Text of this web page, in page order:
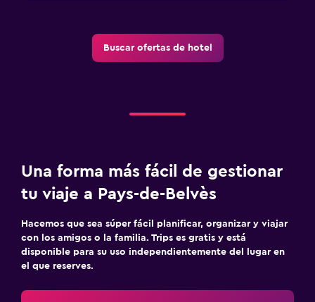
Buscar ofertas de hotel
Una forma más fácil de gestionar
tu viaje a Pays-de-Belvès
Hacemos que sea súper fácil planificar, organizar y viajar
con los amigos o la familia. Trips es gratis y está
disponible para su uso independientemente del lugar en
el que reserves.